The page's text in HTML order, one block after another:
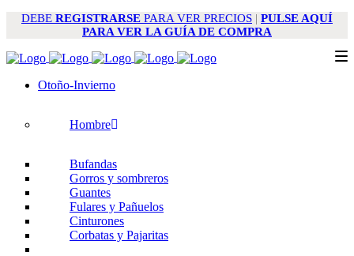
DEBE REGISTRARSE PARA VER PRECIOS | PULSE AQUÍ
PARA VER LA GUÍA DE COMPRA
Otoño-Invierno
Hombre
Bufandas
Gorros y sombreros
Guantes
Fulares y Pañuelos
Cinturones
Corbatas y Pajaritas